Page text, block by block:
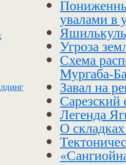
увалами в
Угроза
Схема
Мургаба-
Завал на
Легенда
О